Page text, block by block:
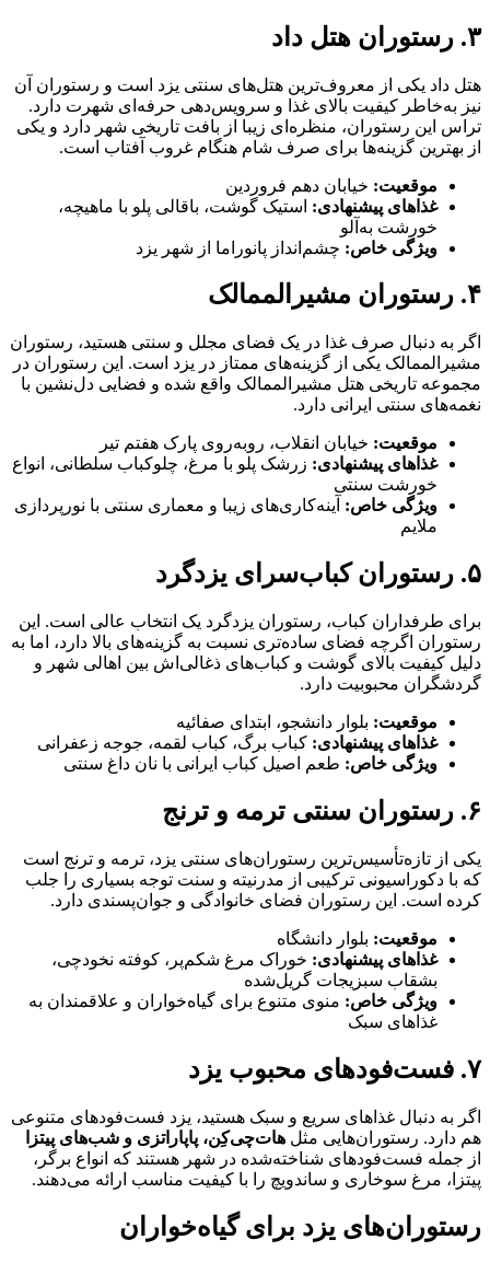
۳. رستوران هتل داد
هتل داد یکی از معروف‌ترین هتل‌های سنتی یزد است و رستوران آن
نیز به‌خاطر کیفیت بالای غذا و سرویس‌دهی حرفه‌ای شهرت دارد.
تراس این رستوران، منظره‌ای زیبا از بافت تاریخی شهر دارد و یکی
از بهترین گزینه‌ها برای صرف شام هنگام غروب آفتاب است.
موقعیت: خیابان دهم فروردین
غذاهای پیشنهادی: استیک گوشت، باقالی پلو با ماهیچه،
خورشت به‌آلو
ویژگی خاص: چشم‌انداز پانوراما از شهر یزد
۴. رستوران مشیرالممالک
اگر به دنبال صرف غذا در یک فضای مجلل و سنتی هستید، رستوران
مشیرالممالک یکی از گزینه‌های ممتاز در یزد است. این رستوران در
مجموعه تاریخی هتل مشیرالممالک واقع شده و فضایی دل‌نشین با
نغمه‌های سنتی ایرانی دارد.
موقعیت: خیابان انقلاب، روبه‌روی پارک هفتم تیر
غذاهای پیشنهادی: زرشک پلو با مرغ، چلوکباب سلطانی، انواع
خورشت سنتی
ویژگی خاص: آینه‌کاری‌های زیبا و معماری سنتی با نورپردازی
ملایم
۵. رستوران کباب‌سرای یزدگرد
برای طرفداران کباب، رستوران یزدگرد یک انتخاب عالی است. این
رستوران اگرچه فضای ساده‌تری نسبت به گزینه‌های بالا دارد، اما به
دلیل کیفیت بالای گوشت و کباب‌های ذغالی‌اش بین اهالی شهر و
گردشگران محبوبیت دارد.
موقعیت: بلوار دانشجو، ابتدای صفائیه
غذاهای پیشنهادی: کباب برگ، کباب لقمه، جوجه زعفرانی
ویژگی خاص: طعم اصیل کباب ایرانی با نان داغ سنتی
۶. رستوران سنتی ترمه و ترنج
یکی از تازه‌تأسیس‌ترین رستوران‌های سنتی یزد، ترمه و ترنج است
که با دکوراسیونی ترکیبی از مدرنیته و سنت توجه بسیاری را جلب
کرده است. این رستوران فضای خانوادگی و جوان‌پسندی دارد.
موقعیت: بلوار دانشگاه
غذاهای پیشنهادی: خوراک مرغ شکم‌پر، کوفته نخودچی،
بشقاب سبزیجات گریل‌شده
ویژگی خاص: منوی متنوع برای گیاه‌خواران و علاقمندان به
غذاهای سبک
۷. فست‌فودهای محبوب یزد
اگر به دنبال غذاهای سریع و سبک هستید، یزد فست‌فودهای متنوعی
هم دارد. رستوران‌هایی مثل هات‌چی‌کِن، پاپاراتزی و شب‌های پیتزا
از جمله فست‌فودهای شناخته‌شده در شهر هستند که انواع برگر،
پیتزا، مرغ سوخاری و ساندویچ را با کیفیت مناسب ارائه می‌دهند.
رستوران‌های یزد برای گیاه‌خواران